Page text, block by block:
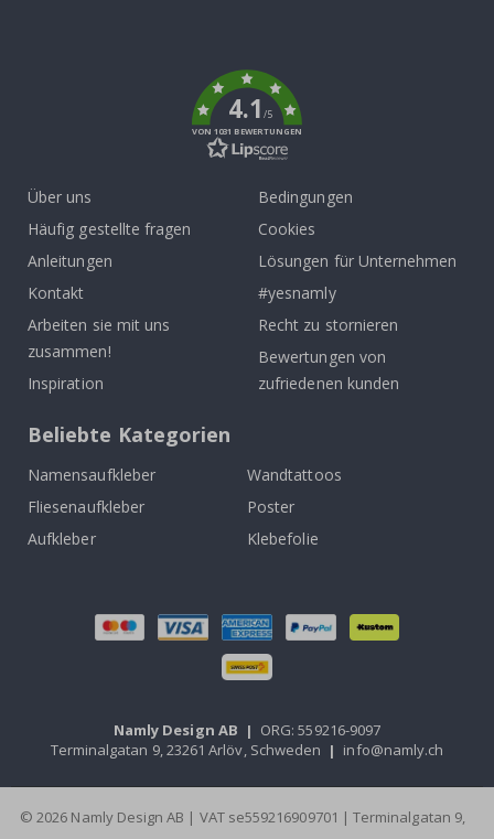
4.1/5
VON 1031 BEWERTUNGEN
Über uns
Häufig gestellte fragen
Anleitungen
Kontakt
Arbeiten sie mit uns
zusammen!
Inspiration
Bedingungen
Cookies
Lösungen für Unternehmen
#yesnamly
Recht zu stornieren
Bewertungen von
zufriedenen kunden
Beliebte Kategorien
Namensaufkleber
Wandtattoos
Fliesenaufkleber
Poster
Aufkleber
Klebefolie
Namly Design AB | ORG: 559216-9097
Terminalgatan 9, 23261 Arlöv, Schweden | info@namly.ch
© 2026 Namly Design AB | VAT se559216909701 | Terminalgatan 9,